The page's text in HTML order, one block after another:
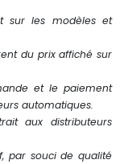
sur les modèles et
du prix affiché sur
et le paiement
automatiques.
aux distributeurs
par souci de qualité